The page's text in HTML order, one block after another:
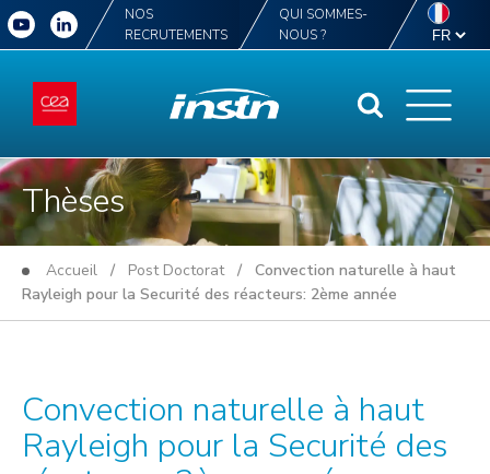
NOS
RECRUTEMENTS
QUI SOMMES-
NOUS ?
Thèses
Accueil / Post Doctorat/ Convection naturelle à haut
Rayleigh pour la Securité des réacteurs: 2ème année
Convection naturelle à haut
Rayleigh pour la Securité des